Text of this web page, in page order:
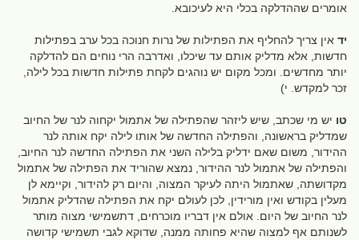
אומרים שההדלקה בכלי היא לעיכובא.
יד אין צריך להחליף את הפתילות של נרות חנוכה בכל ערב בפתילות
חדשות, אלא מדליק אותם עד שיכלו, ואדרבה הרי נוחים הם להדלקה
יותר מחדשים. ומכל מקום יש נוהגים לקחת פתילות חדשות בכל לילה,
זכר למקדש. י)
טו יש מי שכתב, שיש ליזהר שהפתילה של אתמול יקחוה לנר של החיוב
שמדליק בראשונה, והפתילה החדשה של אותו לילה יקח אותה לנר
ההידור, משום שאם ידליק בלילה השני את הפתילה החדשה לנר החיוב,
והפתילה של אתמול לנר ההידור, נמצא שהוריד את הפתילה של אתמול
מקדושתה, שאתמול היתה לעיקר המצוה, והיום רק להידור, וקיימא לן
מעלין בקודש ואין מורידין, לכן לעולם יקח את הפתילה שהדליק אתמול
לנר החיוב של היום. אולם אין דבריו מוכרחים, דתשמישי מצוה מותר
לשנותם אף למצוה שהיא פחותה ממנה, שדוקא לגבי תשמישי קדושה